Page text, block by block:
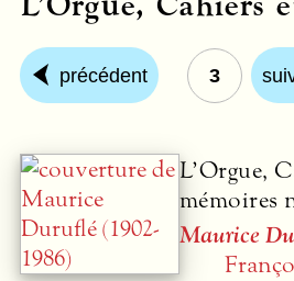
précédent 3
L’Orgue,
mémoires
Maurice